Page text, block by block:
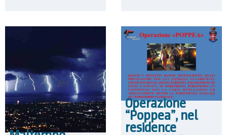
Operazione
“Poppea”, nel
residence